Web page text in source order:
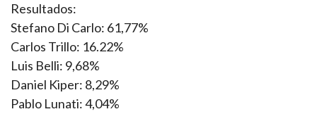
Resultados:
Stefano Di Carlo: 61,77%
Carlos Trillo: 16.22%
Luis Belli: 9,68%
Daniel Kiper: 8,29%
Pablo Lunati: 4,04%